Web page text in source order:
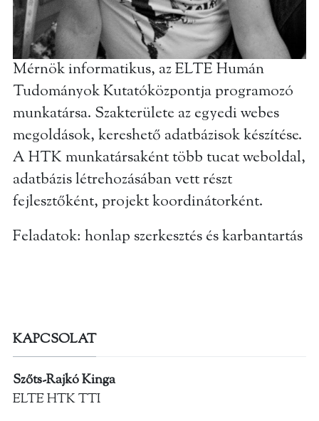
Mérnök informatikus, az ELTE Humán
Tudományok Kutatóközpontja programozó
munkatársa. Szakterülete az egyedi webes
megoldások, kereshető adatbázisok készítése.
A HTK munkatársaként több tucat weboldal,
adatbázis létrehozásában vett részt
fejlesztőként, projekt koordinátorként.
Feladatok: honlap szerkesztés és karbantartás
KAPCSOLAT
Szőts-Rajkó Kinga
ELTE HTK TTI